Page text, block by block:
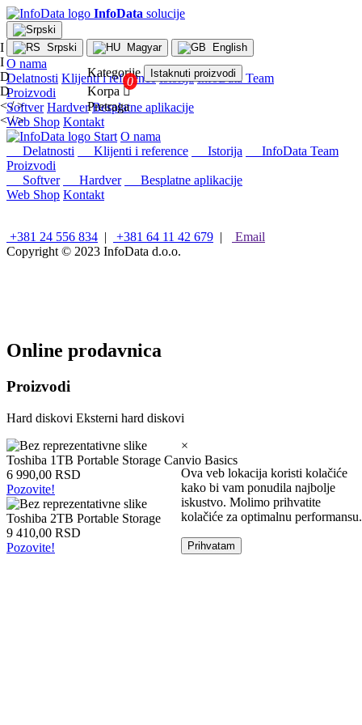
InfoData solucije
Srpski Magyar English
O nama
Delatnosti Klijenti i reference Istorija InfoData Team
Proizvodi
Softver Hardver Besplatne aplikacije
Web Shop Kontakt
Start O nama
Delatnosti
Klijenti i reference Istorija
InfoData Team
Proizvodi
Softver
Hardver
Besplatne aplikacije
Web Shop Kontakt
I
I
D
D
< / >
< / >
Kategorije Istaknuti proizvodi
Korpa 
Pretraga
×
Konfiguracije
Intel
stoni
računari
stoni
računari
Microsoft
tableti
laptopovi
laptopovi
laptopovi
Tableti
Laptop
torbe
Tablet
zaštitne
futrole
Matične
Online prodavnica
Proizvodi
Hard diskovi Eksterni hard diskovi
Toshiba 1TB Portable Storage Canvio Basics
6 990,00 RSD
Pozovite!
Toshiba 2TB Portable Storage
9 410,00 RSD
Pozovite!
×
Ova veb lokacija koristi kolačiće
kako bi vam ponudila najbolje
iskustvo. Molimo prihvatite
kolačiće za optimalnu performansu.
Prihvatam
+381 24 556 834 | +381 64 11 42 679 |
Email
Copyright © 2023 InfoData d.o.o.